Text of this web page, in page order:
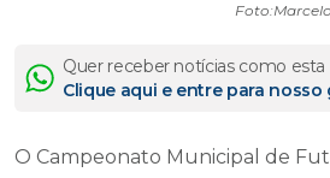
Quer receber notícias como
Clique aqui e entre para nosso
O Campeonato Municipal de